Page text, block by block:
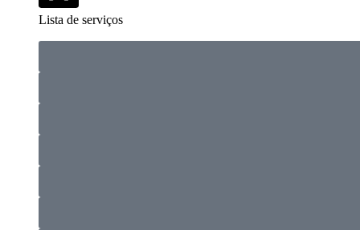
Lista de serviços